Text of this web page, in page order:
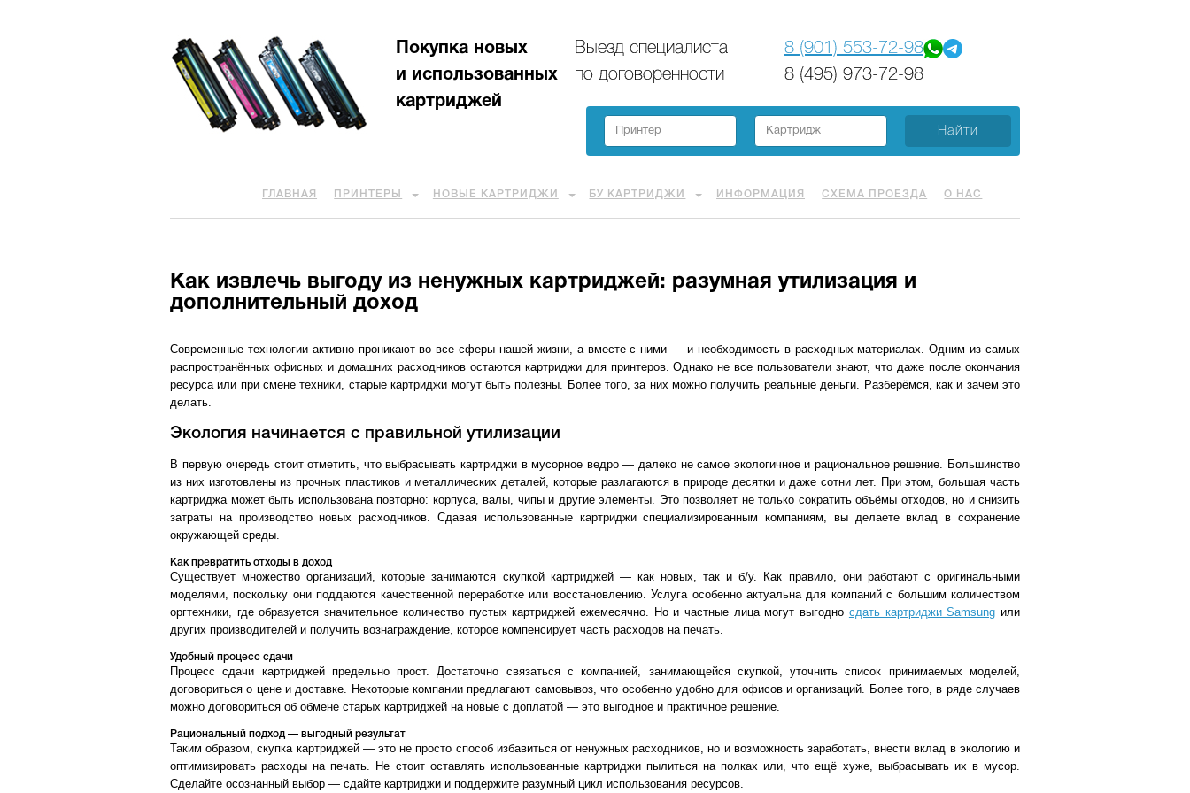
Покупка новых
и использованных
картриджей
Выезд специалиста
по договоренности
8 (901) 553-72-98
8 (495) 973-72-98
ГЛАВНАЯ ПРИНТЕРЫ НОВЫЕ КАРТРИДЖИ БУ КАРТРИДЖИ ИНФОРМАЦИЯ СХЕМА ПРОЕЗДА О НАС
Как извлечь выгоду из ненужных картриджей: разумная утилизация и
дополнительный доход
Современные технологии активно проникают во все сферы нашей жизни, а вместе с ними — и необходимость в расходных материалах. Одним из самых
распространённых офисных и домашних расходников остаются картриджи для принтеров. Однако не все пользователи знают, что даже после окончания
ресурса или при смене техники, старые картриджи могут быть полезны. Более того, за них можно получить реальные деньги. Разберёмся, как и зачем это
делать.
Экология начинается с правильной утилизации
В первую очередь стоит отметить, что выбрасывать картриджи в мусорное ведро — далеко не самое экологичное и рациональное решение. Большинство
из них изготовлены из прочных пластиков и металлических деталей, которые разлагаются в природе десятки и даже сотни лет. При этом, большая часть
картриджа может быть использована повторно: корпуса, валы, чипы и другие элементы. Это позволяет не только сократить объёмы отходов, но и снизить
затраты на производство новых расходников. Сдавая использованные картриджи специализированным компаниям, вы делаете вклад в сохранение
окружающей среды.
Как превратить отходы в доход
Существует множество организаций, которые занимаются скупкой картриджей — как новых, так и б/у. Как правило, они работают с оригинальными
моделями, поскольку они поддаются качественной переработке или восстановлению. Услуга особенно актуальна для компаний с большим количеством
оргтехники, где образуется значительное количество пустых картриджей ежемесячно. Но и частные лица могут выгодно сдать картриджи Samsung или
других производителей и получить вознаграждение, которое компенсирует часть расходов на печать.
Удобный процесс сдачи
Процесс сдачи картриджей предельно прост. Достаточно связаться с компанией, занимающейся скупкой, уточнить список принимаемых моделей,
договориться о цене и доставке. Некоторые компании предлагают самовывоз, что особенно удобно для офисов и организаций. Более того, в ряде случаев
можно договориться об обмене старых картриджей на новые с доплатой — это выгодное и практичное решение.
Рациональный подход — выгодный результат
Таким образом, скупка картриджей — это не просто способ избавиться от ненужных расходников, но и возможность заработать, внести вклад в экологию и
оптимизировать расходы на печать. Не стоит оставлять использованные картриджи пылиться на полках или, что ещё хуже, выбрасывать их в мусор.
Сделайте осознанный выбор — сдайте картриджи и поддержите разумный цикл использования ресурсов.